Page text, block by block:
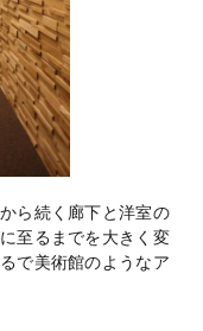
ら続く廊下と洋室の
至るまでを大きく変
で美術館のようなア